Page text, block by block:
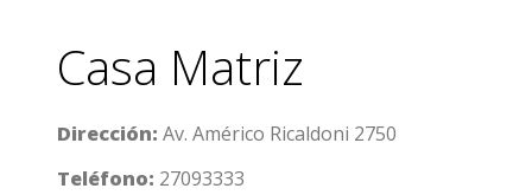
Casa Matriz
Dirección: Av. Américo Ricaldoni 2750
Teléfono: 27093333